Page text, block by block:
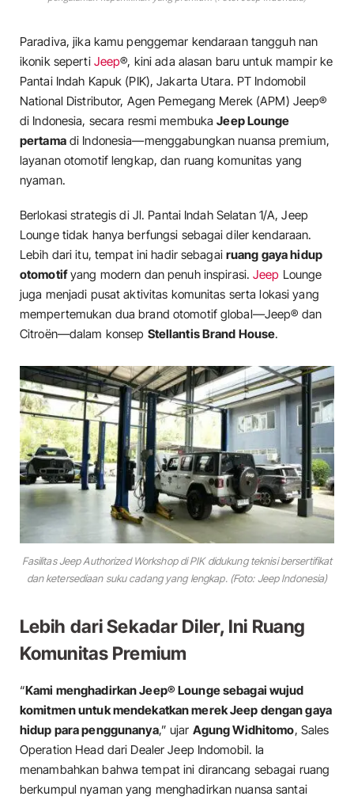
Paradiva, jika kamu penggemar kendaraan tangguh nan
ikonik seperti Jeep®, kini ada alasan baru untuk mampir ke
Pantai Indah Kapuk (PIK), Jakarta Utara. PT Indomobil
National Distributor, Agen Pemegang Merek (APM) Jeep®
di Indonesia, secara resmi membukaJeep Lounge
pertamadi Indonesia—menggabungkan nuansa premium,
layanan otomotif lengkap, dan ruang komunitas yang
nyaman.
Berlokasi strategis di Jl. Pantai Indah Selatan 1/A, Jeep
Lounge tidak hanya berfungsi sebagai diler kendaraan.
Lebih dari itu, tempat ini hadir sebagai ruang gaya hidup
otomotifyang modern dan penuh inspirasi.Jeep Lounge
juga menjadi pusat aktivitas komunitas serta lokasi yang
mempertemukan dua brand otomotif global—Jeep® dan
Citroën—dalam konsep Stellantis Brand House.
Fasilitas Jeep Authorized Workshop di PIK didukung teknisi bersertifikat
dan ketersediaan suku cadang yang lengkap. (Foto: Jeep Indonesia)
Lebih dari Sekadar Diler, Ini Ruang
Komunitas Premium
“Kami menghadirkan Jeep® Lounge sebagai wujud
komitmen untuk mendekatkan merek Jeep dengan gaya
hidup para penggunanya,” ujar Agung Widhitomo, Sales
Operation Head dari Dealer Jeep Indomobil. Ia
menambahkan bahwa tempat ini dirancang sebagai ruang
berkumpul nyaman yang menghadirkan nuansa santai